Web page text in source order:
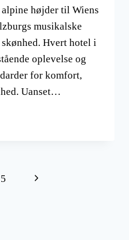
højder til Wiens
musikalske
Hvert hotel i
oplevelse og
for komfort,
Uanset…
5
Næste